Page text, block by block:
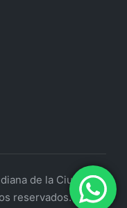
de la Ciudad de
reservados.